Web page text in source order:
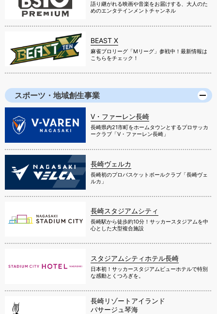
語り継がれる映画や音楽をお届けする、大人のた
めのエンタテインメントチャンネル
BEAST X
麻雀プロリーグ「Mリーグ」参戦中！最新情報は
こちらをチェック！
スポーツ・地域創生事業
V・ファーレン長崎
長崎県内21市町をホームタウンとするプロサッカ
ークラブ「V・ファーレン長崎」
長崎ヴェルカ
長崎初のプロバスケットボールクラブ「長崎ヴェ
ルカ」
長崎スタジアムシティ
長崎駅から徒歩約10分！サッカースタジアムを中
心とした大型複合施設
スタジアムシティホテル長崎
日本初！サッカースタジアムビューホテルで特別
な感動とくつろぎを。
長崎リゾートアイランド
パサージュ琴海